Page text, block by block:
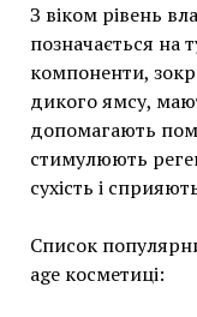
З віком рівень
позначається на
компоненти,
дикого ямсу,
допомагають
стимулюють
сухість і
Список
age косметиці: